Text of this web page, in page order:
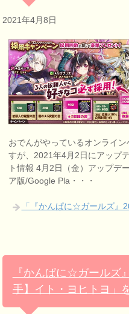
2021年4月8日
おでんがやっているオンライ
すが、2021年4月2日にアップ
ト情報 4月2日（金）アップデ
ア版/Google Pla・・・
「『かんぱに☆ガールズ』
『かんぱに☆ガールズ
手】イト・ヨヒトヨ」